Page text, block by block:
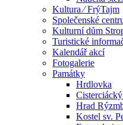
Kultura ⁄ FrýTajm
Společenské
Kulturní dům
Turistické
Kalendář akcí
Fotogalerie
Památky
Hrdlovka
Hrad
Kostel sv.